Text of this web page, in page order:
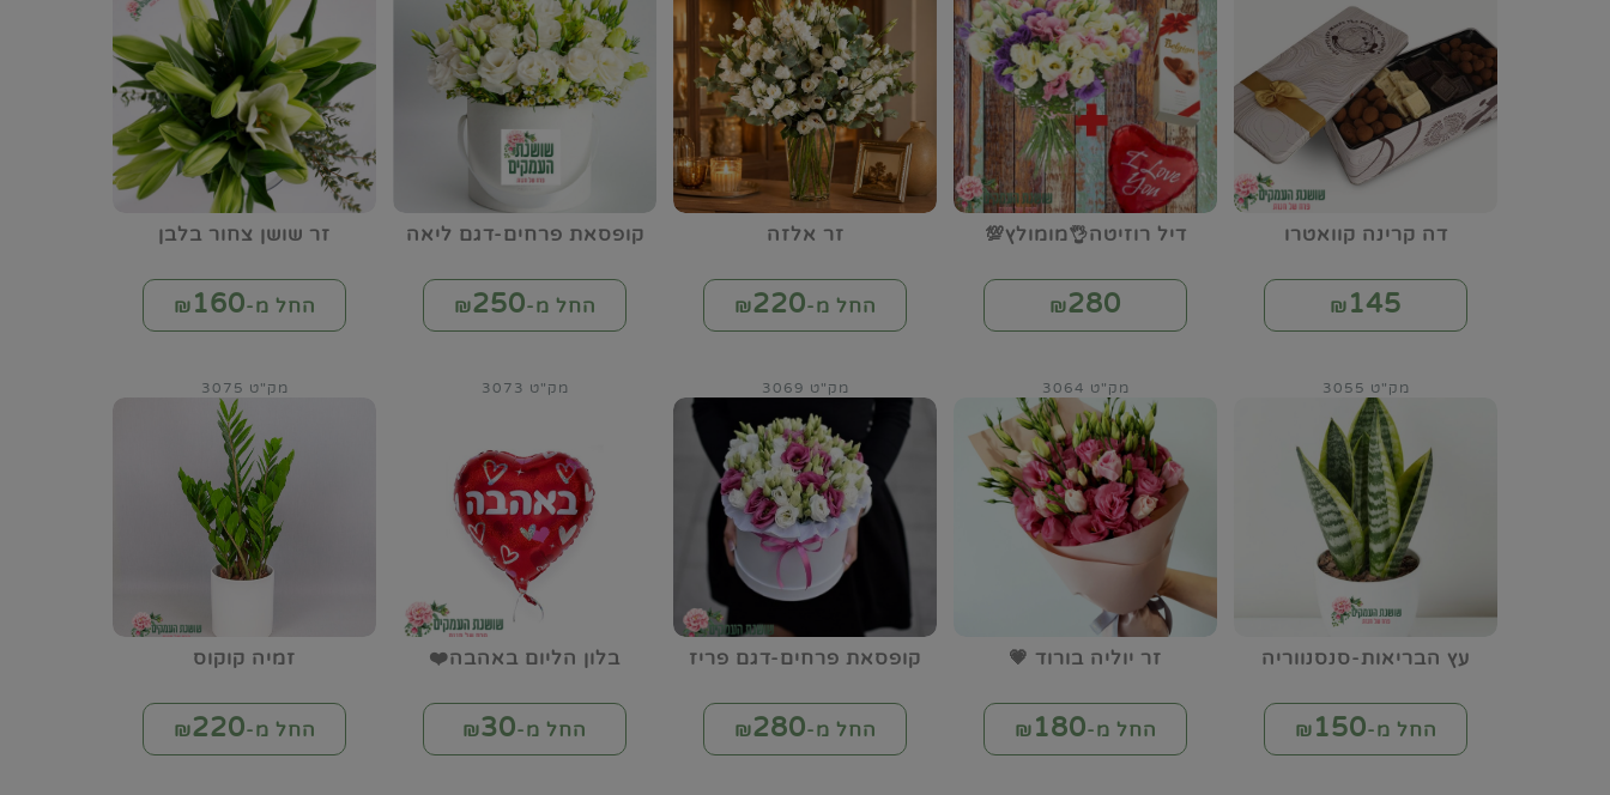
דה קרינה קוואטרו
₪ 145
דיל רוזיטה👌מומולץ💯
₪280
זר אלזה
החל מ-₪220
קופסאת פרחים-דגם ליאה
החל מ-₪250
זר שושן צחור בלבן
החל מ-₪160
עץ הבריאות-סנסנווריה
מק"ט 3055
החל מ-₪150
זר יוליה בורוד 💗
מק"ט 3064
החל מ-₪180
קופסאת פרחים-דגם פריז
מק"ט 3069
החל מ-₪280
בלון הליום באהבה❤️
מק"ט 3073
החל מ-₪30
זמיה קוקוס
מק"ט 3075
החל מ-₪220